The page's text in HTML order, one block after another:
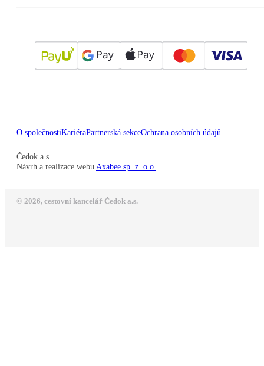
O společnostiKariéraPartnerská sekceOchrana osobních údajů
Čedok a.s
Návrh a realizace webu Axabee sp. z. o.o.
© 2026, cestovní kancelář Čedok a.s.